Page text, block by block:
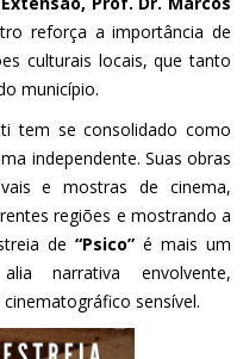
reforça a importância de
culturais locais, que tanto
município.
tem se consolidado como
independente. Suas obras
e mostras de cinema,
regiões e mostrando a
de “Psico” é mais um
narrativa envolvente,
sensível.